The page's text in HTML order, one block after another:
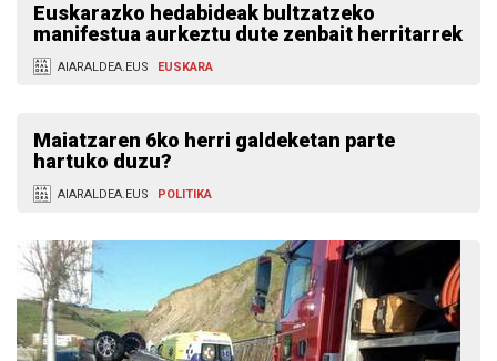
Euskarazko hedabideak bultzatzeko
manifestua aurkeztu dute zenbait herritarrek
AIARALDEA.EUS EUSKARA
Maiatzaren 6ko herri galdeketan parte
hartuko duzu?
AIARALDEA.EUS POLITIKA